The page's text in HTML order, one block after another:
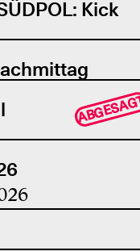
Kick